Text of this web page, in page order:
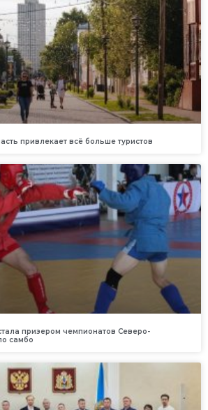
привлекает всё больше туристов
призером чемпионатов Северо-
самбо